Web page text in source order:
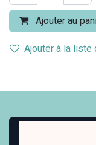
Ajouter au
Ajouter à la liste